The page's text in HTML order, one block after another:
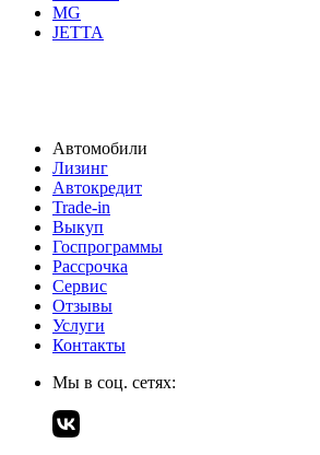
MG
JETTA
Автомобили
Лизинг
Автокредит
Trade-in
Выкуп
Госпрограммы
Рассрочка
Сервис
Отзывы
Услуги
Контакты
Мы в соц. сетях: